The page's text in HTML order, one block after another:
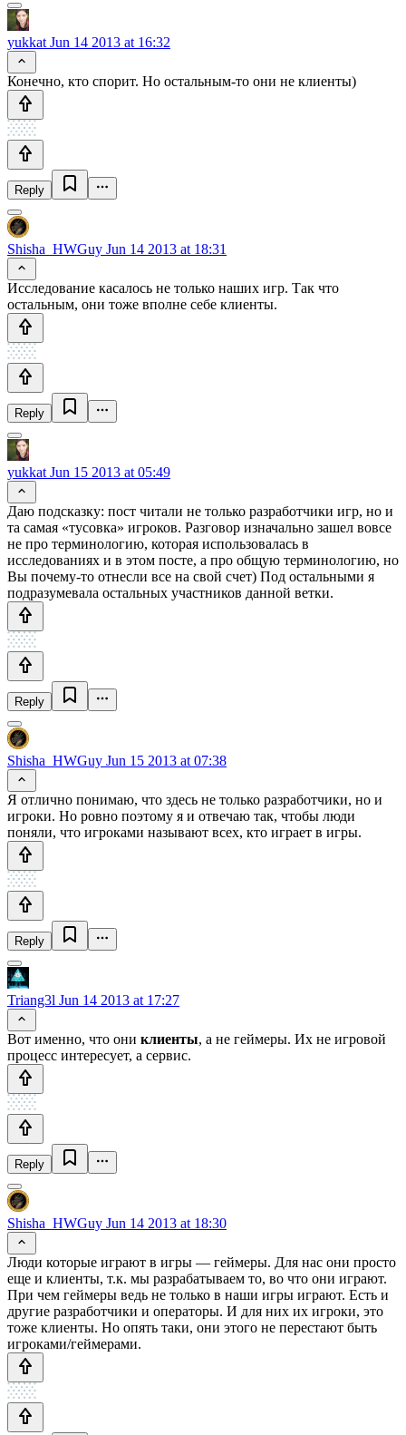
yukkat Jun 14 2013 at 16:32
Конечно, кто спорит. Но остальным-то они не клиенты)
Reply
Shisha_HWGuy Jun 14 2013 at 18:31
Исследование касалось не только наших игр. Так что
остальным, они тоже вполне себе клиенты.
Reply
yukkat Jun 15 2013 at 05:49
Даю подсказку: пост читали не только разработчики игр, но и
та самая «тусовка» игроков. Разговор изначально зашел вовсе
не про терминологию, которая использовалась в
исследованиях и в этом посте, а про общую терминологию, но
Вы почему-то отнесли все на свой счет) Под остальными я
подразумевала остальных участников данной ветки.
Reply
Shisha_HWGuy Jun 15 2013 at 07:38
Я отлично понимаю, что здесь не только разработчики, но и
игроки. Но ровно поэтому я и отвечаю так, чтобы люди
поняли, что игроками называют всех, кто играет в игры.
Reply
Triang3l Jun 14 2013 at 17:27
Вот именно, что они клиенты, а не геймеры. Их не игровой
процесс интересует, а сервис.
Reply
Shisha_HWGuy Jun 14 2013 at 18:30
Люди которые играют в игры — геймеры. Для нас они просто
еще и клиенты, т.к. мы разрабатываем то, во что они играют.
При чем геймеры ведь не только в наши игры играют. Есть и
другие разработчики и операторы. И для них их игроки, это
тоже клиенты. Но опять таки, они этого не перестают быть
игроками/геймерами.